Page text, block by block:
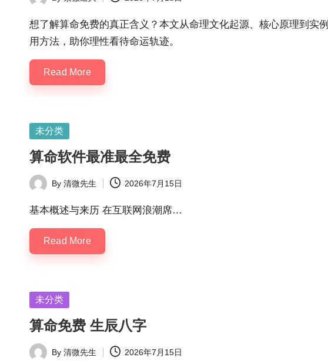
Posted
by
想了解算命免费的真正含义？本文从命理文化起源、核心原理到实
用方法，助你理性看待命运轨迹。
Read More
Posted
未分类
算命软件最准最全免费
Posted
by
By 清微先生 2026年7月15日
基本概述与来历 在互联网浪潮席…
Read More
Posted
未分类
算命免费 生辰八字
Posted
By 清微先生 2026年7月15日